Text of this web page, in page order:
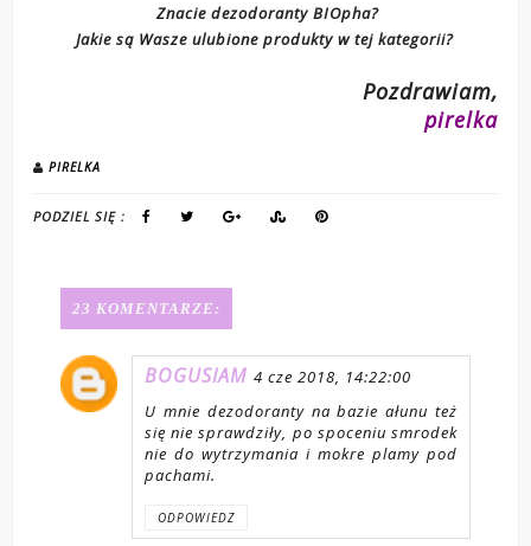
Znacie dezodoranty BIOpha?
Jakie są Wasze ulubione produkty w tej kategorii?
Pozdrawiam,
pirelka
PIRELKA
PODZIEL SIĘ :
23 KOMENTARZE:
BOGUSIAM 4 cze 2018, 14:22:00
U mnie dezodoranty na bazie ałunu też
się nie sprawdziły, po spoceniu smrodek
nie do wytrzymania i mokre plamy pod
pachami.
ODPOWIEDZ